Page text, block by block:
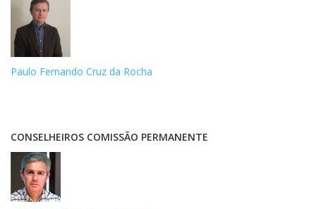
Paulo Fernando Cruz da Rocha
CONSELHEIROS COMISSÃO PERMANENTE